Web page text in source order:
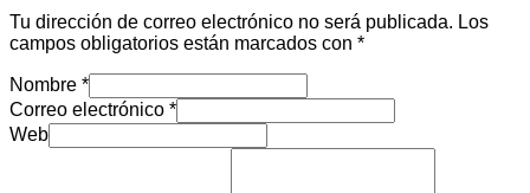
Tu dirección de correo electrónico no será publicada. Los
campos obligatorios están marcados con *
Nombre *
Correo electrónico *
Web